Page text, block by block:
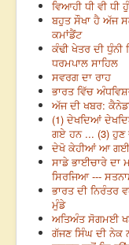
ਵਿਆਹੀ ਧੀ ਵੀ
ਬਹੁਤ ਸੌਖਾ ਹੈ ਅੱਜ
ਕਮਾਂਡੈਂਟ
ਕੰਢੀ ਖੇਤਰ ਦੀ ਧੁੰਨੀ
ਧਰਮਪਾਲ ਸਾਹਿਲ
ਸਵਰਗ ਦਾ ਰਾਹ
ਭਾਰਤ ਵਿੱਚ
ਅੱਜ ਦੀ ਖਬਰ:
(1) ਦੇਖਦਿਆਂ
ਗਏ ਹਨ ... (3) ਹੁਣ
ਦੇਖੋ ਕੇਹੀਆਂ ਆ
ਸਾਡੇ ਭਾਈਚਾਰੇ ਦਾ
ਸਿਰਜਿਆ ---
ਭਾਰਤ ਦੀ ਨਿਰੰਤਰ
ਮੁੰਡੇ
ਅਤਿਅੰਤ ਸੋਗਮਈ
ਗੱਜਣ ਸਿੰਘ ਦੀ ਨੇਕ